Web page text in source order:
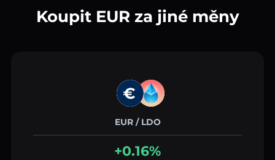
Koupit EUR za jiné měny
EUR / LDO
+0.16%